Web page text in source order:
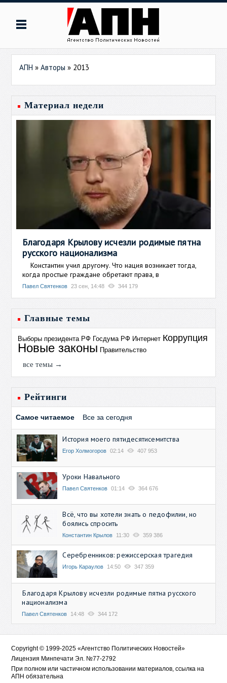
АПН »Авторы » 2013
Материал недели
Благодаря Крылову исчезли родимые пятна
русского национализма
Константин учил другому. Что нация возникает тогда,
когда простые граждане обретают права, в
Павел Святенков 23 сен, 14:48 344 179
Главные темы
Выборы президента РФ Госдума РФ Интернет Коррупция
Новые законы Правительство
все темы →
Рейтинги
Самое читаемое Все за сегодня
История моего пятидесятисемитства
Егор Холмогоров 02:14 407 953
Уроки Навального
Павел Святенков 01:14 364 676
Всё, что вы хотели знать о педофилии, но
боялись спросить
Константин Крылов 11:30 359 386
Серебренников: режиссерская трагедия
Игорь Караулов 14:50 347 359
Благодаря Крылову исчезли родимые пятна русского
национализма
Павел Святенков 14:48 344 172
Copyright © 1999-2025 «Агентство Политических Новостей»
Лицензия Минпечати Эл. №77-2792
При полном или частичном использовании материалов, ссылка на
АПН обязательна